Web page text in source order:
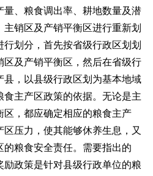
量、粮食调出率、耕地数量及潜
销区及产销平衡区进行重新划
划分，首先按省级行政区划划
区及产销平衡区，然后在省级行
县，以县级行政区划为基本地域
主产区政策的依据。无论是主
区，都应确定相应的粮食主产
压力，使其能够休养生息，又
粮食安全责任。需要指出的
政策是针对县级行政单位的粮